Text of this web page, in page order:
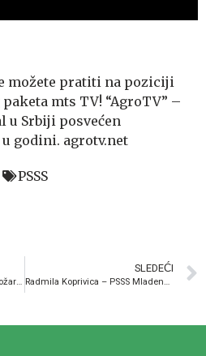
možete pratiti na poziciji
mts TV! “AgroTV” –
Srbiji posvećen
godini. agrotv.net
PSSS
Zvezdana Jovanović – PSSS Požarevac – Proizvodnja cveca u Porodinu – U nasem ataru 681
SLEDEĆI
Radmila Koprivica – PSSS Mladenovac – Reč struke ep. 74 02.05.2017.